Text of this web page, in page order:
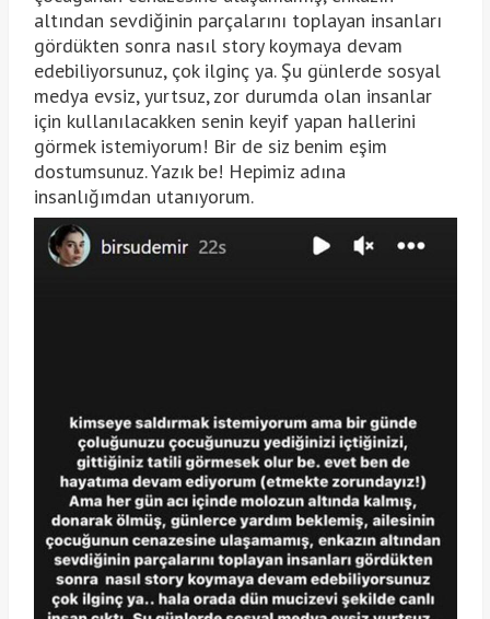
altından sevdiğinin parçalarını toplayan insanları
gördükten sonra nasıl story koymaya devam
edebiliyorsunuz, çok ilginç ya. Şu günlerde sosyal
medya evsiz, yurtsuz, zor durumda olan insanlar
için kullanılacakken senin keyif yapan hallerini
görmek istemiyorum! Bir de siz benim eşim
dostumsunuz. Yazık be! Hepimiz adına
insanlığımdan utanıyorum.